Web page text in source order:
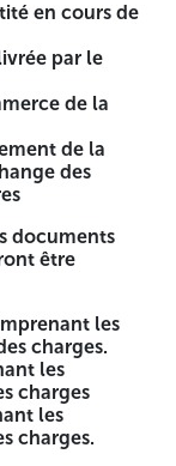
spéciaux
en vue
SPECIAUX
Consultation
CONSTANTINE
versement de la
algériens), pour
en devises
n°
la Banque
cahier des
suivants.
en cours de
par le
de la
de la
des
documents
être
les
charges.
les
charges
les
charges.